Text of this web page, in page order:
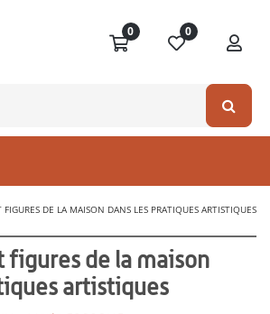
0 0
DE LA MAISON DANS LES PRATIQUES ARTISTIQUES
figures de la maison
artistiques